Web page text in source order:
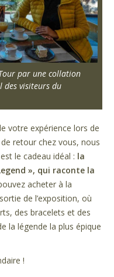
par une collation
des visiteurs du
votre expérience lors de
retour chez vous, nous
le cadeau idéal : la
», qui raconte la
acheter à la
de l’exposition, où
des bracelets et des
la légende la plus épique
!